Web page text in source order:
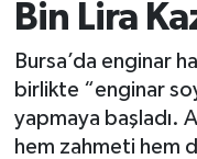
Bin Lira
Bursa’da enginar
birlikte “enginar
yapmaya başladı.
hem zahmeti hem
Vefat Edenler